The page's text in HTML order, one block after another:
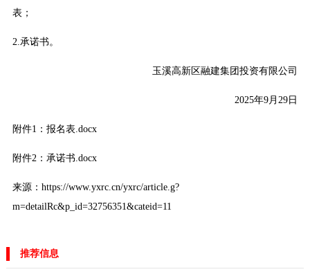
表；
2.承诺书。
玉溪高新区融建集团投资有限公司
2025年9月29日
附件1：报名表.docx
附件2：承诺书.docx
来源：https://www.yxrc.cn/yxrc/article.g?
m=detailRc&p_id=32756351&cateid=11
推荐信息